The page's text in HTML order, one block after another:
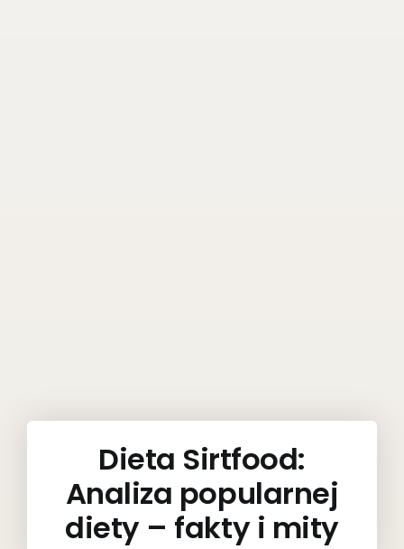
Dieta Sirtfood:
Analiza popularnej
diety – fakty i mity